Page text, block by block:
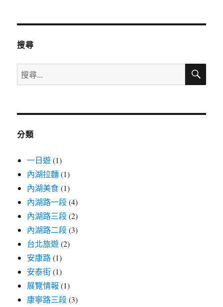
搜尋
搜
尋
鍵
搜
分類
一日遊(1)
內湖拉麵(1)
內湖美食(1)
內湖路一段(4)
內湖路三段(2)
內湖路二段(3)
台北旅遊(2)
安康路(1)
安泰街(1)
展覽情報 (1)
康寧路三段(3)